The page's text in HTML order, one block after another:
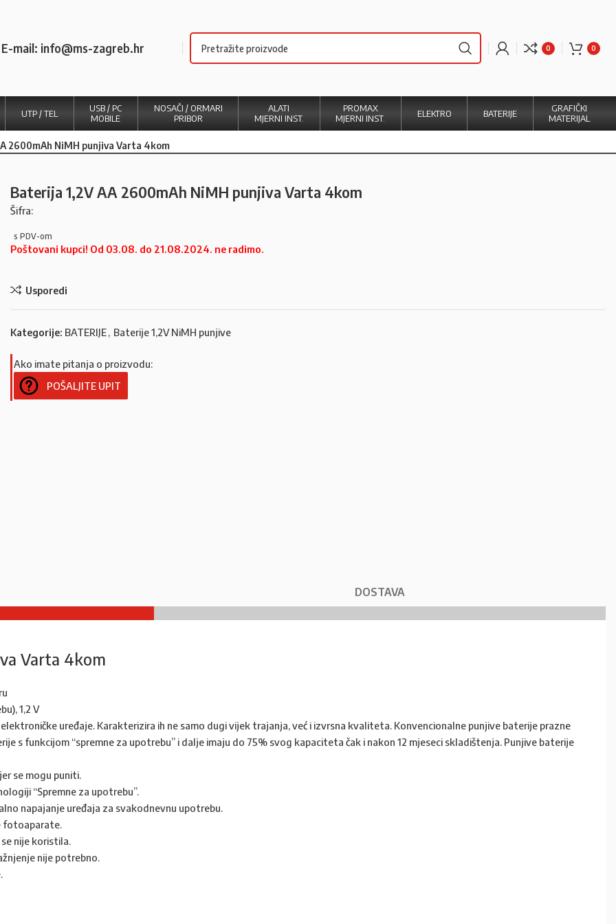
E-mail: info@ms-zagreb.hr 0 0
UTP / TEL
USB / PC
MOBILE
NOSAČI / ORMARI
PRIBOR
ALATI
MJERNI INST.
PROMAX
MJERNI INST.
ELEKTRO BATERIJE
GRAFIČKI
MATERIJAL
2600mAh NiMH punjiva Varta 4kom
Baterija 1,2V AA 2600mAh NiMH punjiva Varta 4kom
Šifra:
Poštovani kupci! Od 03.08. do 21.08.2024. ne radimo.
Usporedi
Kategorije: BATERIJE, Baterije 1,2V NiMH punjive
Ako imate pitanja o proizvodu:
POŠALJITE UPIT
DOSTAVA
Varta 4kom
1,2 V
uređaje. Karakterizira ih ne samo dugi vijek trajanja, već i izvrsna kvaliteta. Konvencionalne punjive baterije prazne
s funkcijom “spremne za upotrebu” i dalje imaju do 75% svog kapaciteta čak i nakon 12 mjeseci skladištenja. Punjive baterije
se mogu puniti.
“Spremne za upotrebu”.
napajanje uređaja za svakodnevnu upotrebu.
fotoaparate.
nije koristila.
nije potrebno.